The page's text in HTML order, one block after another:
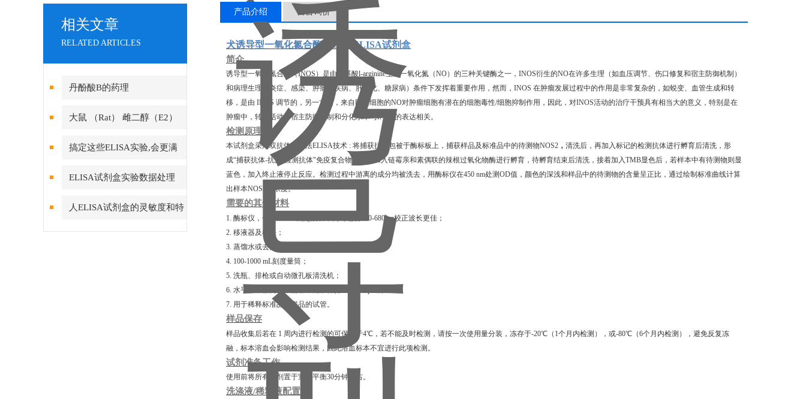
相关文章
RELATED ARTICLES
丹酚酸B的药理
大鼠 （Rat） 雌二醇（E2）
ELISA 检测试剂盒说明书
搞定这些ELISA实验,会更满
ELISA试剂盒实验数据处理
人ELISA试剂盒的灵敏度和特
异性
产品介绍 留言询价
犬诱导型一氧化氮合酶 (NOS2)ELISA试剂盒
简介
诱导型一氧化氮合酶（INOS）是由氨基酸l-arginine生成一氧化氮（NO）的三种关键酶之一，INOS衍生的NO在许多生理（如血压调节、伤口修复和宿主防御机制）
和病理生理（炎症、感染、肿瘤性疾病、肝硬化、糖尿病）条件下发挥着重要作用，然而，INOS 在肿瘤发展过程中的作用是非常复杂的，如蜕变、血管生成和转
移，是由 INOS 调节的，另一方面，来自巨噬细胞的NO对肿瘤细胞有潜在的细胞毒性/细胞抑制作用，因此，对INOS活动的治疗干预具有相当大的意义，特别是在
肿瘤中，转移活动、宿主防御机制和分化水平与INOS的表达相关。
检测原理
本试剂盒采用双抗体夹心法ELISA技术 : 将捕获抗体包被于酶标板上，捕获样品及标准品中的待测物NOS2 ， 清洗后，再加入标记的检测抗体进行孵育后清洗，形
成“捕获抗体-抗原-检测抗体"免疫复合物，随后加入链霉亲和素偶联的辣根过氧化物酶进行孵育，待孵育结束后清洗，接着加入TMB显色后，若样本中有待测物则显
蓝色，加入终止液停止反应。检测过程中游离的成分均被洗去，用酶标仪在450 nm处测OD值，颜色的深浅和样品中的待测物的含量呈正比，通过绘制标准曲线计算
出样本NOS2 的浓度。
需要的其他材料
1. 酶标仪，包含450nm测定波长，同时包含600-680nm校正波长更佳；
2. 移液器及枪头；
3. 蒸馏水或去离子水；
4. 100-1000 mL刻度量筒；
5. 洗瓶、排枪或自动微孔板清洗机；
6. 水平轨道微孔板振荡器，能够保持500±50 rpm的速度；
7. 用于稀释标准品和样品的试管。
样品保存
样品收集后若在 1 周内进行检测的可保存于4℃，若不能及时检测，请按一次使用量分装，冻存于-20℃（1个月内检测），或-80℃（6个月内检测），避免反复冻
融，标本溶血会影响检测结果，因此溶血标本不宜进行此项检测。
试剂准备工作
使用前将所有试剂置于室温平衡30分钟左右。
洗涤液/稀释液配置